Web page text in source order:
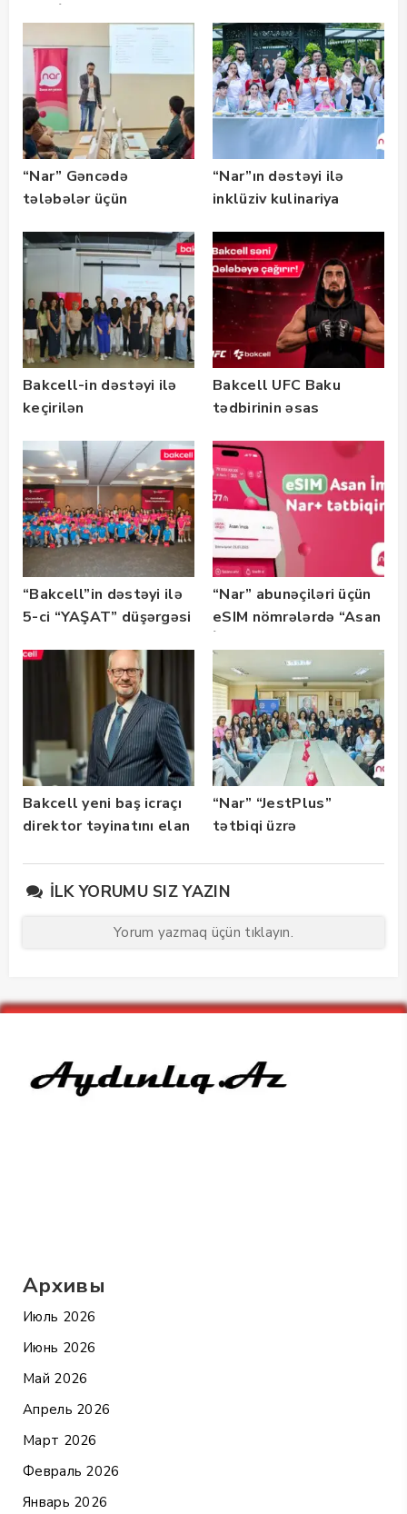
təqaüd proqramının
qalibləri ilə görüş
keçirib
“Nar” Gəncədə
tələbələr üçün
təlimləri təşkil edib
“Nar”ın dəstəyi ilə
inklüziv kulinariya
keçirilib — Fotolar
Bakcell-in dəstəyi ilə
keçirilən
Bootcamp” başladı
Bakcell UFC Baku
tədbirinin əsas
“Bakcell”in dəstəyi ilə
5-ci “YAŞAT” düşərgəsi
“Nar” abunəçiləri üçün
eSIM nömrələrdə “Asan
istifadəyə verildi
Bakcell yeni baş icraçı
direktor təyinatını elan
“Nar” “JestPlus”
tətbiqi üzrə
keçirdi
İLK YORUMU SIZ YAZIN
Yorum yazmaq üçün tıklayın.
Архивы
Июль 2026
Июнь 2026
Май 2026
Апрель 2026
Март 2026
Февраль 2026
Январь 2026